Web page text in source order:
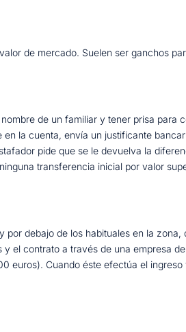
de mercado. Suelen ser ganchos
de un familiar y tener prisa para
la cuenta, envía un justificante
pide que se le devuelva la
transferencia inicial por valor
por debajo de los habituales en la zona,
el contrato a través de una empresa
euros). Cuando éste efectúa el